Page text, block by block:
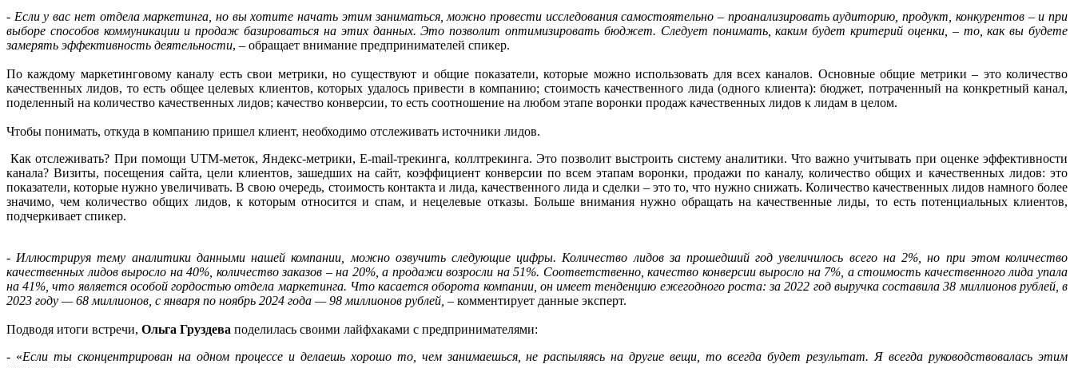
- Если у вас нет отдела маркетинга, но вы хотите начать этим заниматься, можно провести исследования самостоятельно – проанализировать аудиторию, продукт, конкурентов – и при
выборе способов коммуникации и продаж базироваться на этих данных. Это позволит оптимизировать бюджет. Следует понимать, каким будет критерий оценки, – то, как вы будете
замерять эффективность деятельности, – обращает внимание предпринимателей спикер.
По каждому маркетинговому каналу есть свои метрики, но существуют и общие показатели, которые можно использовать для всех каналов. Основные общие метрики – это количество
качественных лидов, то есть общее целевых клиентов, которых удалось привести в компанию; стоимость качественного лида (одного клиента): бюджет, потраченный на конкретный канал,
поделенный на количество качественных лидов; качество конверсии, то есть соотношение на любом этапе воронки продаж качественных лидов к лидам в целом.
Чтобы понимать, откуда в компанию пришел клиент, необходимо отслеживать источники лидов.
Как отслеживать? При помощи UTM-меток, Яндекс-метрики, E-mail-трекинга, коллтрекинга. Это позволит выстроить систему аналитики. Что важно учитывать при оценке эффективности
канала? Визиты, посещения сайта, цели клиентов, зашедших на сайт, коэффициент конверсии по всем этапам воронки, продажи по каналу, количество общих и качественных лидов: это
показатели, которые нужно увеличивать. В свою очередь, стоимость контакта и лида, качественного лида и сделки – это то, что нужно снижать. Количество качественных лидов намного более
значимо, чем количество общих лидов, к которым относится и спам, и нецелевые отказы. Больше внимания нужно обращать на качественные лиды, то есть потенциальных клиентов,
подчеркивает спикер.
- Иллюстрируя тему аналитики данными нашей компании, можно озвучить следующие цифры. Количество лидов за прошедший год увеличилось всего на 2%, но при этом количество
качественных лидов выросло на 40%, количество заказов – на 20%, а продажи возросли на 51%. Соответственно, качество конверсии выросло на 7%, а стоимость качественного лида упала
на 41%, что является особой гордостью отдела маркетинга. Что касается оборота компании, он имеет тенденцию ежегодного роста: за 2022 год выручка составила 38 миллионов рублей, в
2023 году — 68 миллионов, с января по ноябрь 2024 года — 98 миллионов рублей, – комментирует данные эксперт.
Подводя итоги встречи, Ольга Груздева поделилась своими лайфхаками с предпринимателями:
- «Если ты сконцентрирован на одном процессе и делаешь хорошо то, чем занимаешься, не распыляясь на другие вещи, то всегда будет результат. Я всегда руководствовалась этим